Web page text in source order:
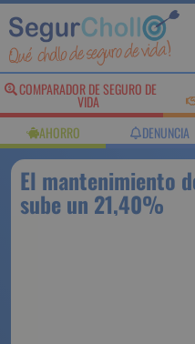
COMPARADOR DE SEGURO DE
VIDA
AHORRO DENUNCIA
El mantenimiento
sube un 21,40%